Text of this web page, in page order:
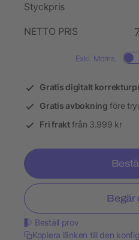
Styckpris
NETTO PRIS
Exkl. Moms.
Gratis digitalt
Gratis avbokning före
Fri fraktfrån 3.999 kr
Begär
Beställ prov
Kopiera länken till den